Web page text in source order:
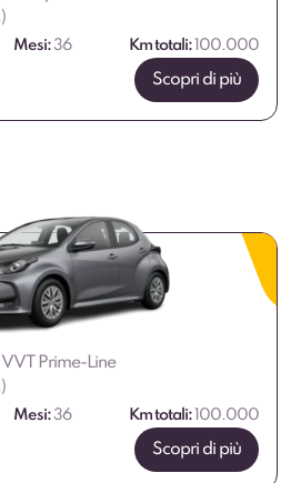
€
Mesi:36 Km totali: 100.000
Scopri di più
VVT Prime-Line
Mesi:36 Km totali: 100.000
Scopri di più